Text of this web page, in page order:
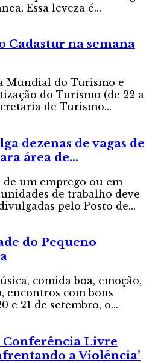
Essa leveza é...
Cadastur na semana
Mundial do Turismo e
do Turismo (de 22 a
de Turismo...
dezenas de vagas de
área de...
um emprego ou em
de trabalho deve
pelo Posto de...
do Pequeno
comida boa, emoção,
encontros com bons
e 21 de setembro, o...
Conferência Livre
a Violência’